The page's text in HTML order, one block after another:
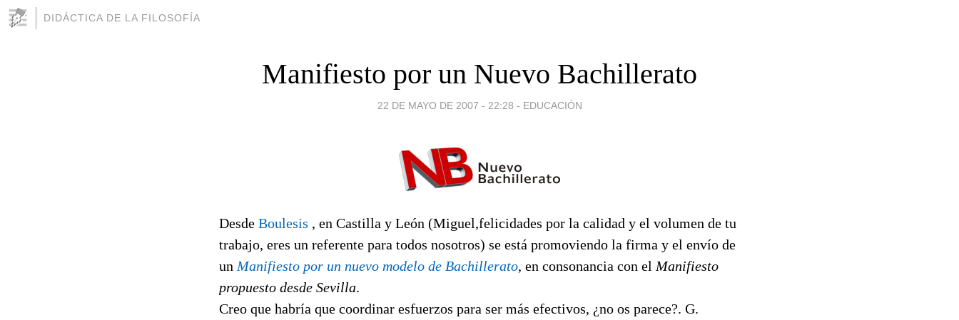
DIDÁCTICA DE LA FILOSOFÍA
Manifiesto por un Nuevo Bachillerato
22 DE MAYO DE 2007 - 22:28 - EDUCACIÓN
Desde Boulesis , en Castilla y León (Miguel,felicidades por la calidad y el volumen de tu
trabajo, eres un referente para todos nosotros) se está promoviendo la firma y el envío de
un Manifiesto por un nuevo modelo de Bachillerato, en consonancia con el Manifiesto
propuesto desde Sevilla.
Creo que habría que coordinar esfuerzos para ser más efectivos, ¿no os parece?. G.